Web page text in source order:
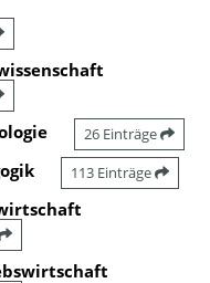
26 Einträge
113 Einträge